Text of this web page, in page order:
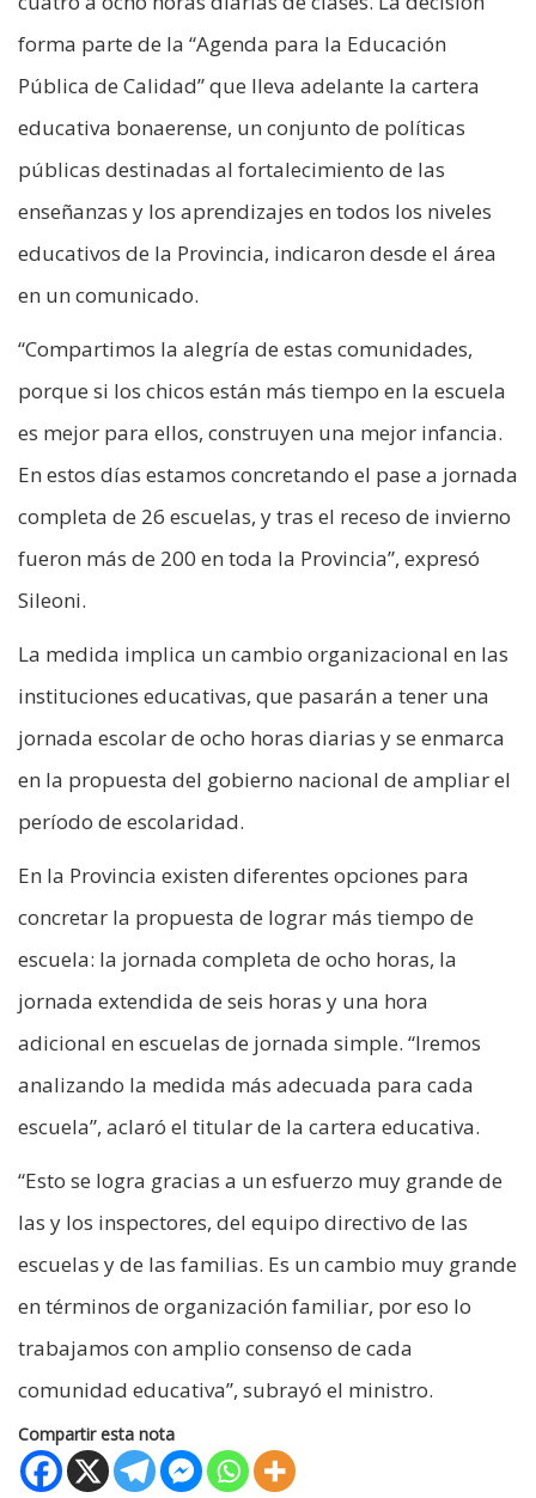
forma parte de la “Agenda para la Educación
Pública de Calidad” que lleva adelante la cartera
educativa bonaerense, un conjunto de políticas
públicas destinadas al fortalecimiento de las
enseñanzas y los aprendizajes en todos los niveles
educativos de la Provincia, indicaron desde el área
en un comunicado.
“Compartimos la alegría de estas comunidades,
porque si los chicos están más tiempo en la escuela
es mejor para ellos, construyen una mejor infancia.
En estos días estamos concretando el pase a jornada
completa de 26 escuelas, y tras el receso de invierno
fueron más de 200 en toda la Provincia”, expresó
Sileoni.
La medida implica un cambio organizacional en las
instituciones educativas, que pasarán a tener una
jornada escolar de ocho horas diarias y se enmarca
en la propuesta del gobierno nacional de ampliar el
período de escolaridad.
En la Provincia existen diferentes opciones para
concretar la propuesta de lograr más tiempo de
escuela: la jornada completa de ocho horas, la
jornada extendida de seis horas y una hora
adicional en escuelas de jornada simple. “Iremos
analizando la medida más adecuada para cada
escuela”, aclaró el titular de la cartera educativa.
“Esto se logra gracias a un esfuerzo muy grande de
las y los inspectores, del equipo directivo de las
escuelas y de las familias. Es un cambio muy grande
en términos de organización familiar, por eso lo
trabajamos con amplio consenso de cada
comunidad educativa”, subrayó el ministro.
Compartir esta nota